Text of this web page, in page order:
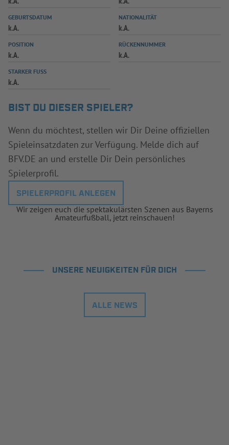
SPIELPLUS
GEBURTSDATUM
k.A.
NATIONALITÄT
k.A.
POSITION
k.A.
RÜCKENNUMMER
k.A.
STARKER FUSS
k.A.
BIST DU DIESER SPIELER?
Wenn du möchtest, stellen wir Dir Deine offiziellen
Spieleinsatzdaten zur Verfügung. Melde dich auf
BFV.DE an und erstelle Dir Dein persönliches
Spielerprofil.
SPIELERPROFIL ANLEGEN
Wir zeigen euch die spektakulärsten Szenen aus Bayerns
Amateurfußball, jetzt reinschauen!
UNSERE NEUIGKEITEN FÜR DICH
ALLE NEWS